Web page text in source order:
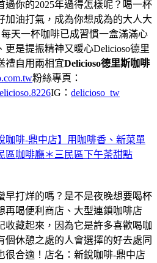
過你的2025年過得怎樣呢？喝一杯
加油打氣，成為你想成為的大人大
天一杯咖啡已成習慣一盒滿滿心
是提振精神又暖心Delicioso德里
禮自用兩相宜Delicioso德里斯咖啡
粉絲專頁：
IG： delicioso_tw
咖啡-鼎中店】用咖啡香、新菜單
區咖啡廳＊三民區下午茶甜點
早打烊的嗎？是不是夜晚想要喝杯
再喝便利商店、大型連鎖咖啡店
收藏起來，因為它是許多喜歡喝咖
個休憩之處的人會選擇的好去處同
很合適！店名：新銳咖啡-鼎中店